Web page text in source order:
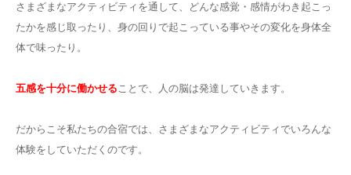
さまざまなアクティビティを通して、どんな感覚・感情がわき起こっ
たかを感じ取ったり、身の回りで起こっている事やその変化を身体全
体で味ったり。
五感を十分に働かせることで、人の脳は発達していきます。
だからこそ私たちの合宿では、さまざまなアクティビティでいろんな
体験をしていただくのです。